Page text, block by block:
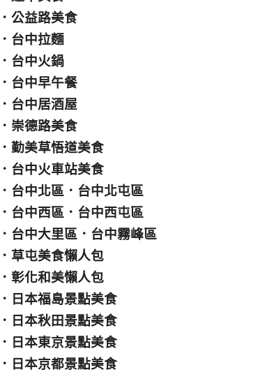
．公益路美食
． 台中拉麵
． 台中火鍋
． 台中早午餐
． 台中居酒屋
． 崇德路美食
．勤美草悟道美食
． 台中火車站美食
． 台中北區 ． 台中北屯區
． 台中西區 ． 台中西屯區
． 台中大里區 ． 台中霧峰區
． 草屯美食懶人包
．彰化和美懶人包
． 日本福島景點美食
． 日本秋田景點美食
． 日本東京景點美食
． 日本京都景點美食